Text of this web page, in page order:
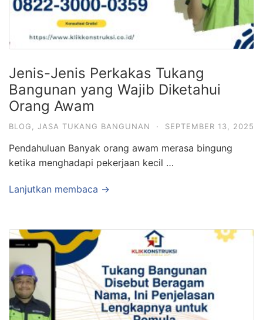
Jenis-Jenis Perkakas Tukang
Bangunan yang Wajib Diketahui
Orang Awam
BLOG, JASA TUKANG BANGUNAN · SEPTEMBER 13, 2025
Pendahuluan Banyak orang awam merasa bingung
ketika menghadapi pekerjaan kecil …
Lanjutkan membaca →